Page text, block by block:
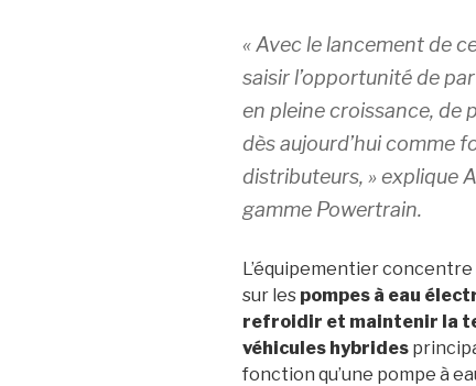
« Avec le lancement de
saisir l’opportunité de
en pleine croissance, de
dès aujourd’hui comme
distributeurs, »explique
gamme Powertrain.
L’équipementier
sur les pompes à eau
refroidir et maintenir la
véhicules hybrides
fonction qu’une pompe à